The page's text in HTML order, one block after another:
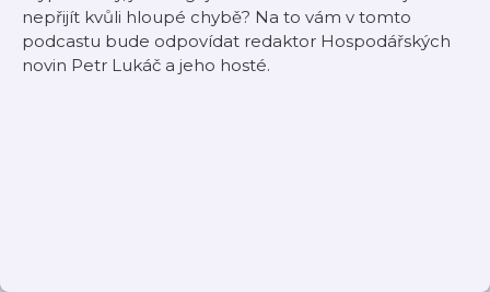
nepřijít kvůli hloupé chybě? Na to vám v tomto
podcastu bude odpovídat redaktor Hospodářských
novin Petr Lukáč a jeho hosté.